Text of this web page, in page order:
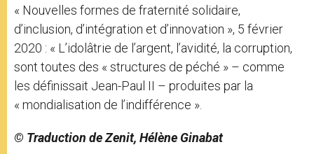
« Nouvelles formes de fraternité solidaire,
d’inclusion, d’intégration et d’innovation », 5 février
2020 : « L’idolâtrie de l’argent, l’avidité, la corruption,
sont toutes des « structures de péché » – comme
les définissait Jean-Paul II – produites par la
« mondialisation de l’indifférence ».
© Traduction de Zenit, Hélène Ginabat